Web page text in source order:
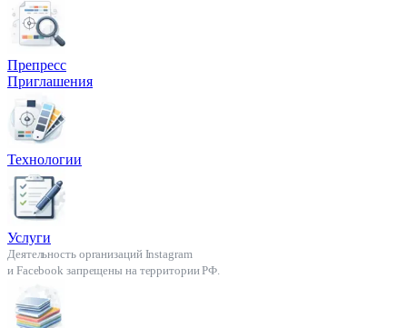
Контакты
Препресс
Приглашения
Технологии
Услуги
Деятельность организаций Instagram
и Facebook запрещены на территории РФ.